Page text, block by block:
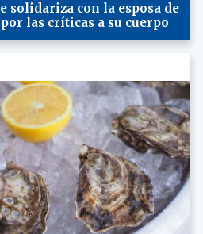
solidariza con la esposa de
las críticas a su cuerpo